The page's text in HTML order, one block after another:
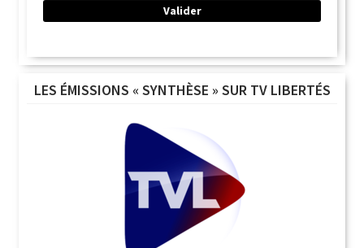
LES ÉMISSIONS « SYNTHÈSE » SUR TV LIBERTÉS